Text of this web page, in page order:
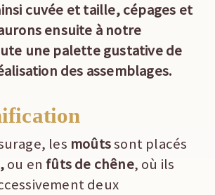
cuvée et taille, cépages et
ensuite à notre
une palette gustative de
des assemblages.
les moûtssont placés
ou en fûts de chêne, où ils
deux